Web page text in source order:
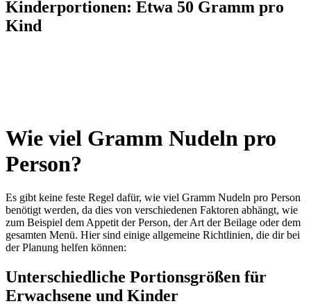
Kinderportionen: Etwa 50 Gramm pro
Kind
Wie viel Gramm Nudeln pro
Person?
Es gibt keine feste Regel dafür, wie viel Gramm Nudeln pro Person
benötigt werden, da dies von verschiedenen Faktoren abhängt, wie
zum Beispiel dem Appetit der Person, der Art der Beilage oder dem
gesamten Menü. Hier sind einige allgemeine Richtlinien, die dir bei
der Planung helfen können:
Unterschiedliche Portionsgrößen für
Erwachsene und Kinder